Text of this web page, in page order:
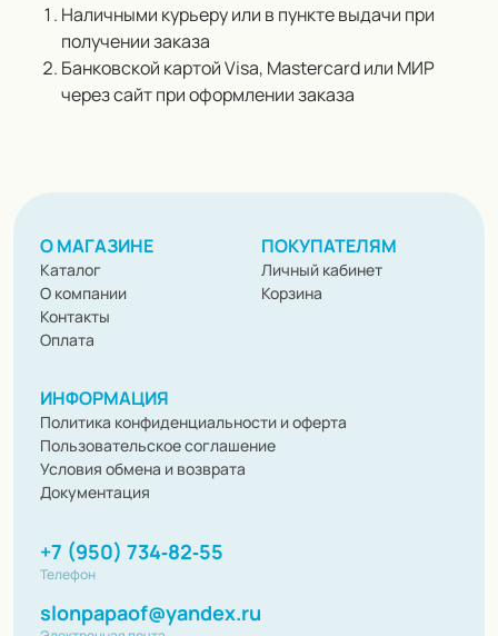
Наличными курьеру или в пункте выдачи при
получении заказа
Банковской картой Visa, Mastercard или МИР
через сайт при оформлении заказа
О МАГАЗИНЕ
Каталог
О компании
Контакты
Оплата
ПОКУПАТЕЛЯМ
Личный кабинет
Корзина
ИНФОРМАЦИЯ
Политика конфиденциальности и оферта
Пользовательское соглашение
Условия обмена и возврата
Документация
+7 (950) 734‑82‑55
Телефон
slonpapaof@yandex.ru